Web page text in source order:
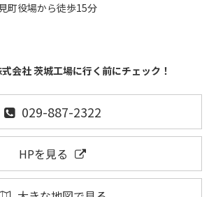
町役場から徒歩15分
会社 茨城工場に行く前にチェック！
029-887-2322
HPを見る